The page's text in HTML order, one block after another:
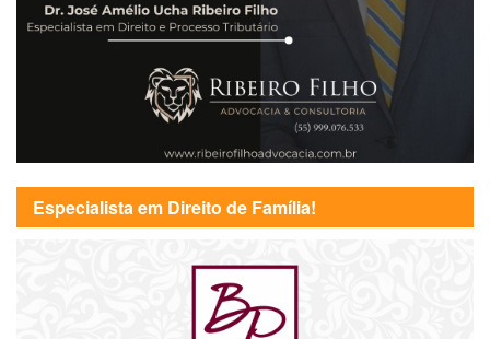
Especialista em Direito de Família!